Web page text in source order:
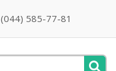
585-77-81